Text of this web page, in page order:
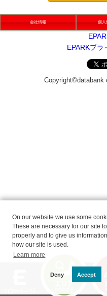
会社情報 個人
On our website we use some
These are necessary for our site
properly and to give us
how our site is used.
Learn more
Deny Accept